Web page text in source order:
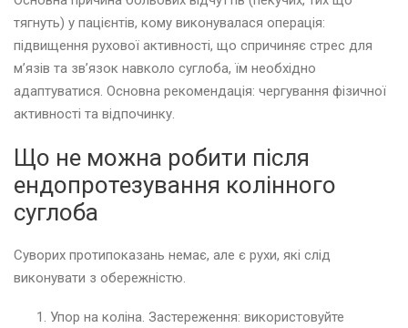
тягнуть) у пацієнтів, кому виконувалася операція:
підвищення рухової активності, що спричиняє стрес для
м’язів та зв’язок навколо суглоба, їм необхідно
адаптуватися. Основна рекомендація: чергування фізичної
активності та відпочинку.
Що не можна робити після
ендопротезування колінного
суглоба
Суворих протипоказань немає, але є рухи, які слід
виконувати з обережністю.
Упор на коліна. Застереження: використовуйте